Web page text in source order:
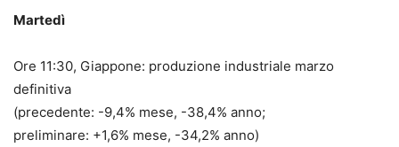
Martedì
Ore 11:30, Giappone: produzione industriale marzo
definitiva
(precedente: -9,4% mese, -38,4% anno;
preliminare: +1,6% mese, -34,2% anno)